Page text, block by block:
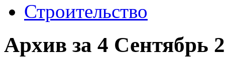
Строительство
Архив за 4 Сентябрь